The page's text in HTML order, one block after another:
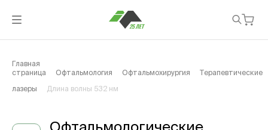
Главная
страница
Офтальмология Офтальмохирургия Терапевтические
лазеры Длина волны 532 нм
Офтальмологические